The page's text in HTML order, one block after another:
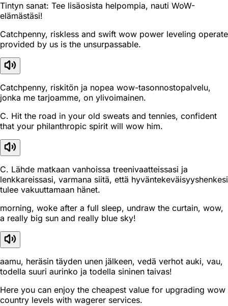
Tintyn sanat: Tee lisäosista helpompia, nauti WoW-
elämästäsi!
Catchpenny, riskless and swift wow power leveling operate
provided by us is the unsurpassable.
Catchpenny, riskitön ja nopea wow-tasonnostopalvelu,
jonka me tarjoamme, on ylivoimainen.
C. Hit the road in your old sweats and tennies, confident
that your philanthropic spirit will wow him.
C. Lähde matkaan vanhoissa treenivaatteissasi ja
lenkkareissasi, varmana siitä, että hyväntekeväisyyshenkesi
tulee vakuuttamaan hänet.
morning, woke after a full sleep, undraw the curtain, wow,
a really big sun and really blue sky!
aamu, heräsin täyden unen jälkeen, vedä verhot auki, vau,
todella suuri aurinko ja todella sininen taivas!
Here you can enjoy the cheapest value for upgrading wow
country levels with wagerer services.